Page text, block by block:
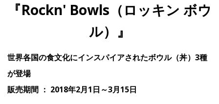
IR
財務・業績情報
よくあるご質問 IRお問い合わせ
『Rockn' Bowls（ロッキン ボウ
ル）』
世界各国の食文化にインスパイアされたボウル（丼）3種
が登場
販売期間 ： 2018年2月1日～3月15日